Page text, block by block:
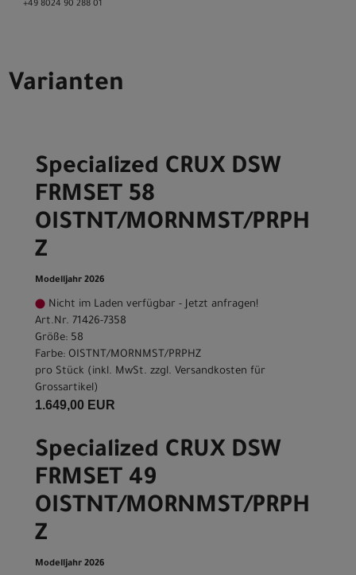
+49 8024 90 288 01
Varianten
Specialized CRUX DSW
FRMSET 58
OISTNT/MORNMST/PRPH
Z
Modelljahr 2026
Nicht im Laden verfügbar - Jetzt anfragen!
Art.Nr. 71426-7358
Größe: 58
Farbe: OISTNT/MORNMST/PRPHZ
pro Stück (inkl. MwSt. zzgl. Versandkosten für
Grossartikel)
1.649,00 EUR
Specialized CRUX DSW
FRMSET 49
OISTNT/MORNMST/PRPH
Z
Modelljahr 2026